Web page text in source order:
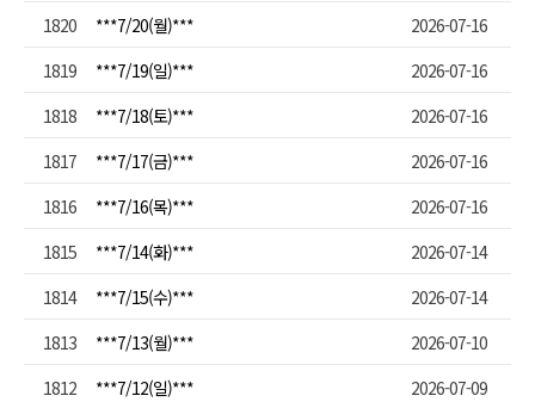
1820
***7/20(월)***
2026-07-16
1819
***7/19(일)***
2026-07-16
1818
***7/18(토)***
2026-07-16
1817
***7/17(금)***
2026-07-16
1816
***7/16(목)***
2026-07-16
1815
***7/14(화)***
2026-07-14
1814
***7/15(수)***
2026-07-14
1813
***7/13(월)***
2026-07-10
1812
***7/12(일)*** 2026-07-09